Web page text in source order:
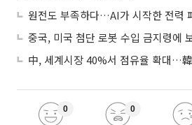
원전도 부족하다…AI가 시작한 전력
0 0